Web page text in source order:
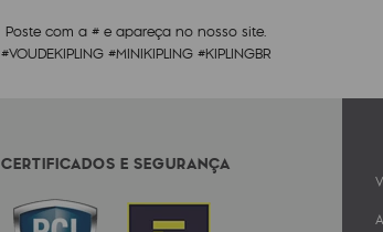
Poste com a # e apareça no nosso site.
#VOUDEKIPLING #MINIKIPLING #KIPLINGBR
CERTIFICADOS E SEGURANÇA